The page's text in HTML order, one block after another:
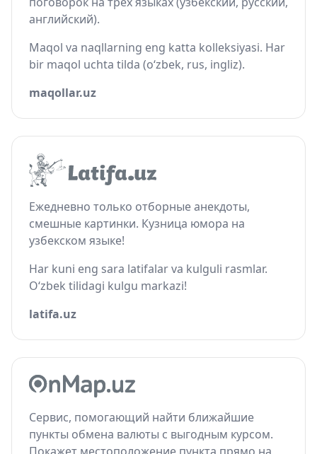
английский).
Maqol va naqllarning eng katta kolleksiyasi. Har
bir maqol uchta tilda (o‘zbek, rus, ingliz).
maqollar.uz
Ежедневно только отборные анекдоты,
смешные картинки. Кузница юмора на
узбекском языке!
Har kuni eng sara latifalar va kulguli rasmlar.
O‘zbek tilidagi kulgu markazi!
latifa.uz
Сервис, помогающий найти ближайшие
пункты обмена валюты с выгодным курсом.